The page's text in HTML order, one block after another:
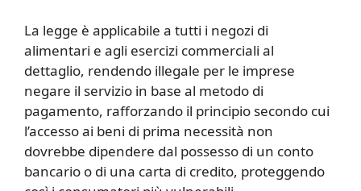
La legge è applicabile a tutti i negozi di
alimentari e agli esercizi commerciali al
dettaglio, rendendo illegale per le imprese
negare il servizio in base al metodo di
pagamento, rafforzando il principio secondo cui
l’accesso ai beni di prima necessità non
dovrebbe dipendere dal possesso di un conto
bancario o di una carta di credito, proteggendo